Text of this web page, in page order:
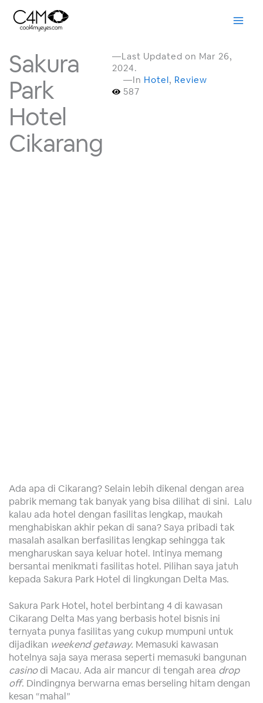
content
Sakura
Park
Hotel
Cikarang
—Last Updated on Mar 26,
2024.
—In Hotel, Review
587
Ada apa di Cikarang? Selain lebih dikenal dengan area
pabrik memang tak banyak yang bisa dilihat di sini. Lalu
kalau ada hotel dengan fasilitas lengkap, maukah
menghabiskan akhir pekan di sana? Saya pribadi tak
masalah asalkan berfasilitas lengkap sehingga tak
mengharuskan saya keluar hotel. Intinya memang
bersantai menikmati fasilitas hotel. Pilihan saya jatuh
kepada Sakura Park Hotel di lingkungan Delta Mas.
Sakura Park Hotel, hotel berbintang 4 di kawasan
Cikarang Delta Mas yang berbasis hotel bisnis ini
ternyata punya fasilitas yang cukup mumpuni untuk
dijadikan weekend getaway. Memasuki kawasan
hotelnya saja saya merasa seperti memasuki bangunan
casinodi Macau. Ada air mancur di tengah area drop
off. Dindingnya berwarna emas berseling hitam dengan
kesan “mahal”